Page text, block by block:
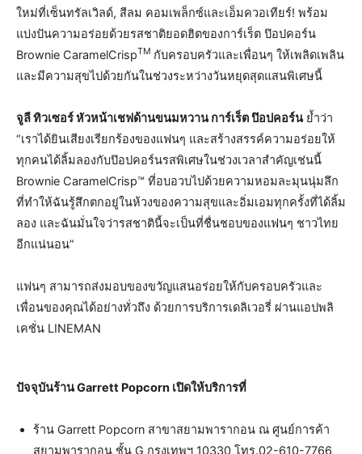
ใหม่ที่เซ็นทรัลเวิลด์, สีลม คอมเพล็กซ์และเอ็มควอเทียร์! พร้อม
แบ่งปันความอร่อยด้วยรสชาติยอดฮิตของการ์เร็ต ป๊อปคอร์น
Brownie CaramelCrispTM กับครอบครัวและเพื่อนๆ ให้เพลิดเพลิน
และมีความสุขไปด้วยกันในช่วงระหว่างวันหยุดสุดแสนพิเศษนี้
จูลี ทิวเซอร์ หัวหน้าเชฟด้านขนมหวาน การ์เร็ต ป๊อปคอร์น ย้ำว่า
“เราได้ยินเสียงเรียกร้องของแฟนๆ และสร้างสรรค์ความอร่อยให้
ทุกคนได้ลิ้มลองกับป๊อปคอร์นรสพิเศษในช่วงเวลาสำคัญเช่นนี้
Brownie CaramelCrisp™ ที่อบอวบไปด้วยความหอมละมุนนุ่มลึก
ที่ทำให้ฉันรู้สึกตกอยู่ในห้วงของความสุขและอิ่มเอมทุกครั้งที่ได้ลิ้ม
ลอง และฉันมั่นใจว่ารสชาตินี้จะเป็นที่ชื่นชอบของแฟนๆ ชาวไทย
อีกแน่นอน”
แฟนๆ สามารถส่งมอบของขวัญแสนอร่อยให้กับครอบครัวและ
เพื่อนของคุณได้อย่างทั่วถึง ด้วยการบริการเดลิเวอรี่ ผ่านแอปพลิ
เคชั่น LINEMAN
ปัจจุบันร้าน Garrett Popcorn เปิดให้บริการที่
ร้าน Garrett Popcorn สาขาสยามพารากอน ณ ศูนย์การค้า
สยามพารากอน ชั้น G กรุงเทพฯ 10330 โทร.02-610-7766